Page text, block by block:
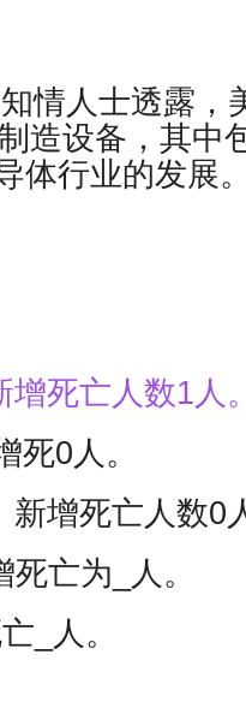
人士透露，
造设备，其中
体行业的发展
死亡人数1人。
0人。
增死亡人数0
亡为_人。
_人。